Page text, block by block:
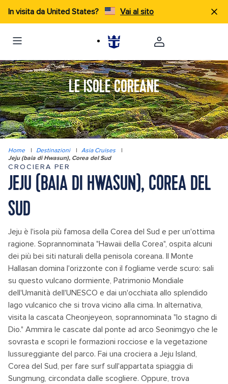
In visita da United States? Vai al sito
LE ISOLE COREANE
Home | Destinazioni | Asia Cruises
|
Jeju (baia di Hwasun), Corea del Sud
CROCIERA PER
JEJU (BAIA DI HWASUN), COREA DEL
SUD
Jeju è l'isola più famosa della Corea del Sud e per un'ottima
ragione. Soprannominata "Hawaii della Corea", ospita alcuni
dei più bei siti naturali della penisola coreana. Il Monte
Hallasan domina l'orizzonte con il fogliame verde scuro: sali
su questo vulcano dormiente, Patrimonio Mondiale
dell'Umanità dell'UNESCO e dai un'occhiata allo splendido
lago vulcanico che si trova vicino alla cima. In alternativa,
visita la cascata Cheonjeyeon, soprannominata "lo stagno di
Dio." Ammira le cascate dal ponte ad arco Seonimgyo che le
sovrasta e scopri le formazioni rocciose e la vegetazione
lussureggiante del parco. Fai una crociera a Jeju Island,
Corea del Sud, per fare surf sull'appartata spiaggia di
Sungmung, circondata dalle scogliere. Oppure, trova